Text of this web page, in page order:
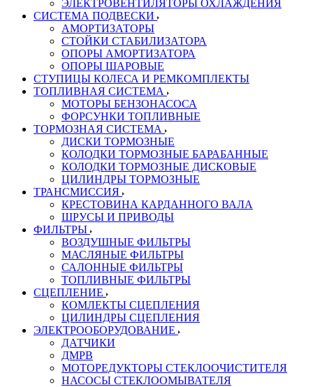
ЭЛЕКТРОВЕНТИЛЯТОРЫ ОХЛАЖДЕНИЯ
СИСТЕМА ПОДВЕСКИ
АМОРТИЗАТОРЫ
СТОЙКИ СТАБИЛИЗАТОРА
ОПОРЫ АМОРТИЗАТОРА
ОПОРЫ ШАРОВЫЕ
СТУПИЦЫ КОЛЕСА И РЕМКОМПЛЕКТЫ
ТОПЛИВНАЯ СИСТЕМА
МОТОРЫ БЕНЗОНАСОСА
ФОРСУНКИ ТОПЛИВНЫЕ
ТОРМОЗНАЯ СИСТЕМА
ДИСКИ ТОРМОЗНЫЕ
КОЛОДКИ ТОРМОЗНЫЕ БАРАБАННЫЕ
КОЛОДКИ ТОРМОЗНЫЕ ДИСКОВЫЕ
ЦИЛИНДРЫ ТОРМОЗНЫЕ
ТРАНСМИССИЯ
КРЕСТОВИНА КАРДАННОГО ВАЛА
ШРУСЫ И ПРИВОДЫ
ФИЛЬТРЫ
ВОЗДУШНЫЕ ФИЛЬТРЫ
МАСЛЯНЫЕ ФИЛЬТРЫ
САЛОННЫЕ ФИЛЬТРЫ
ТОПЛИВНЫЕ ФИЛЬТРЫ
СЦЕПЛЕНИЕ
КОМЛЕКТЫ СЦЕПЛЕНИЯ
ЦИЛИНДРЫ СЦЕПЛЕНИЯ
ЭЛЕКТРООБОРУДОВАНИЕ
ДАТЧИКИ
ДМРВ
МОТОРЕДУКТОРЫ СТЕКЛООЧИСТИТЕЛЯ
НАСОСЫ СТЕКЛООМЫВАТЕЛЯ